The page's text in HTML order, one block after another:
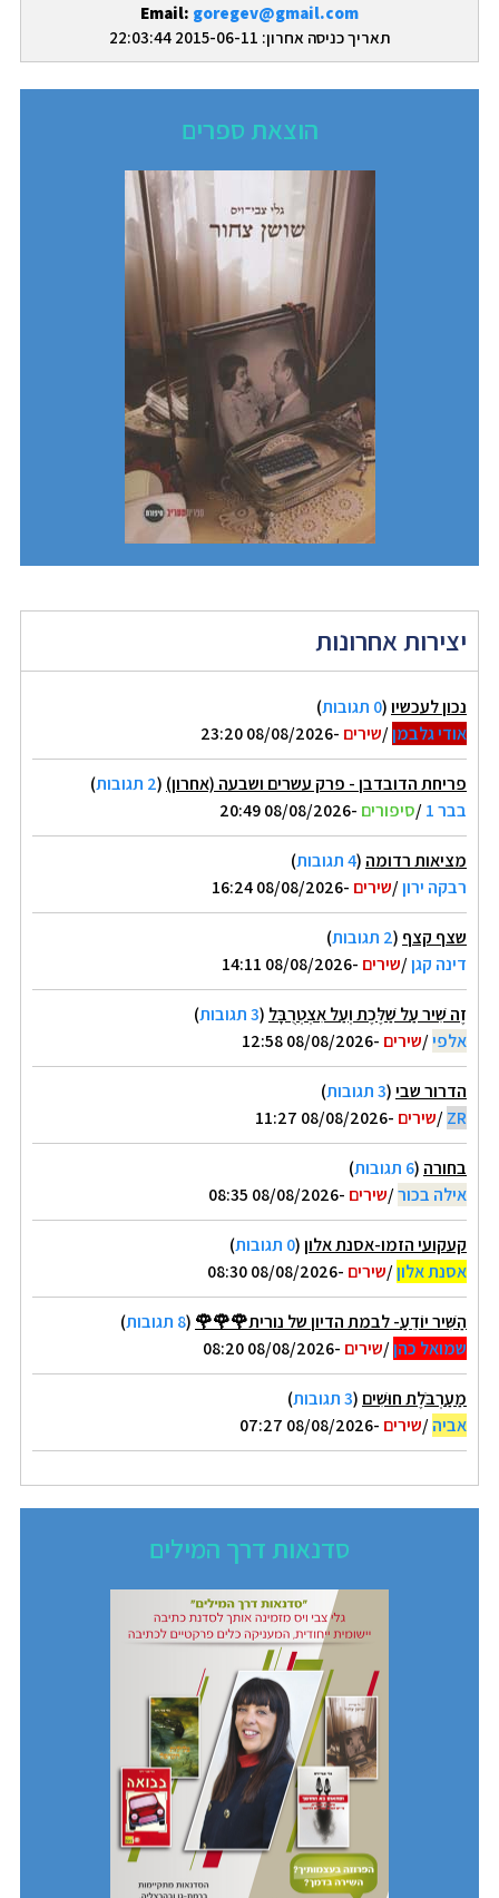
Email: goregev@gmail.com
תאריך כניסה אחרון: 2015-06-11 22:03:44
הוצאת ספרים
יצירות אחרונות
נכון לעכשיו(0 תגובות
)
אודי גלבמן/שירים -08/08/2026 23:20
פריחת הדובדבן - פרק עשרים ושבעה (אחרון) (2 תגובות
)
בבר 1
/סיפורים -08/08/2026 20:49
מציאות רדומה (4 תגובות
)
רבקה ירון/שירים -08/08/2026 16:24
שצף קצף (2 תגובות
)
דינה קגן/שירים -08/08/2026 14:11
זֶה שִׁיר עַל שַׁלֶּכֶת וְעַל אִצְטְרֻבָּל (3 תגובות
)
אלפי/שירים -08/08/2026 12:58
הדרור שבי(3 תגובות
)
ZR
/שירים -08/08/2026 11:27
בחורה (6 תגובות
)
אילה בכור/שירים -08/08/2026 08:35
קעקועי הזמו-אסנת אלון(0 תגובות
)
אסנת אלון/שירים -08/08/2026 08:30
הַשִּׁיר יוֹדֵעַ- לבמת הדיון של נורית🌹🌹🌹 (8 תגובות
)
שמואל כהן/שירים -08/08/2026 08:20
מַעַרְבֹּלֶת חוּשִׁים (3 תגובות
)
אביה/שירים -08/08/2026 07:27
סדנאות דרך המילים